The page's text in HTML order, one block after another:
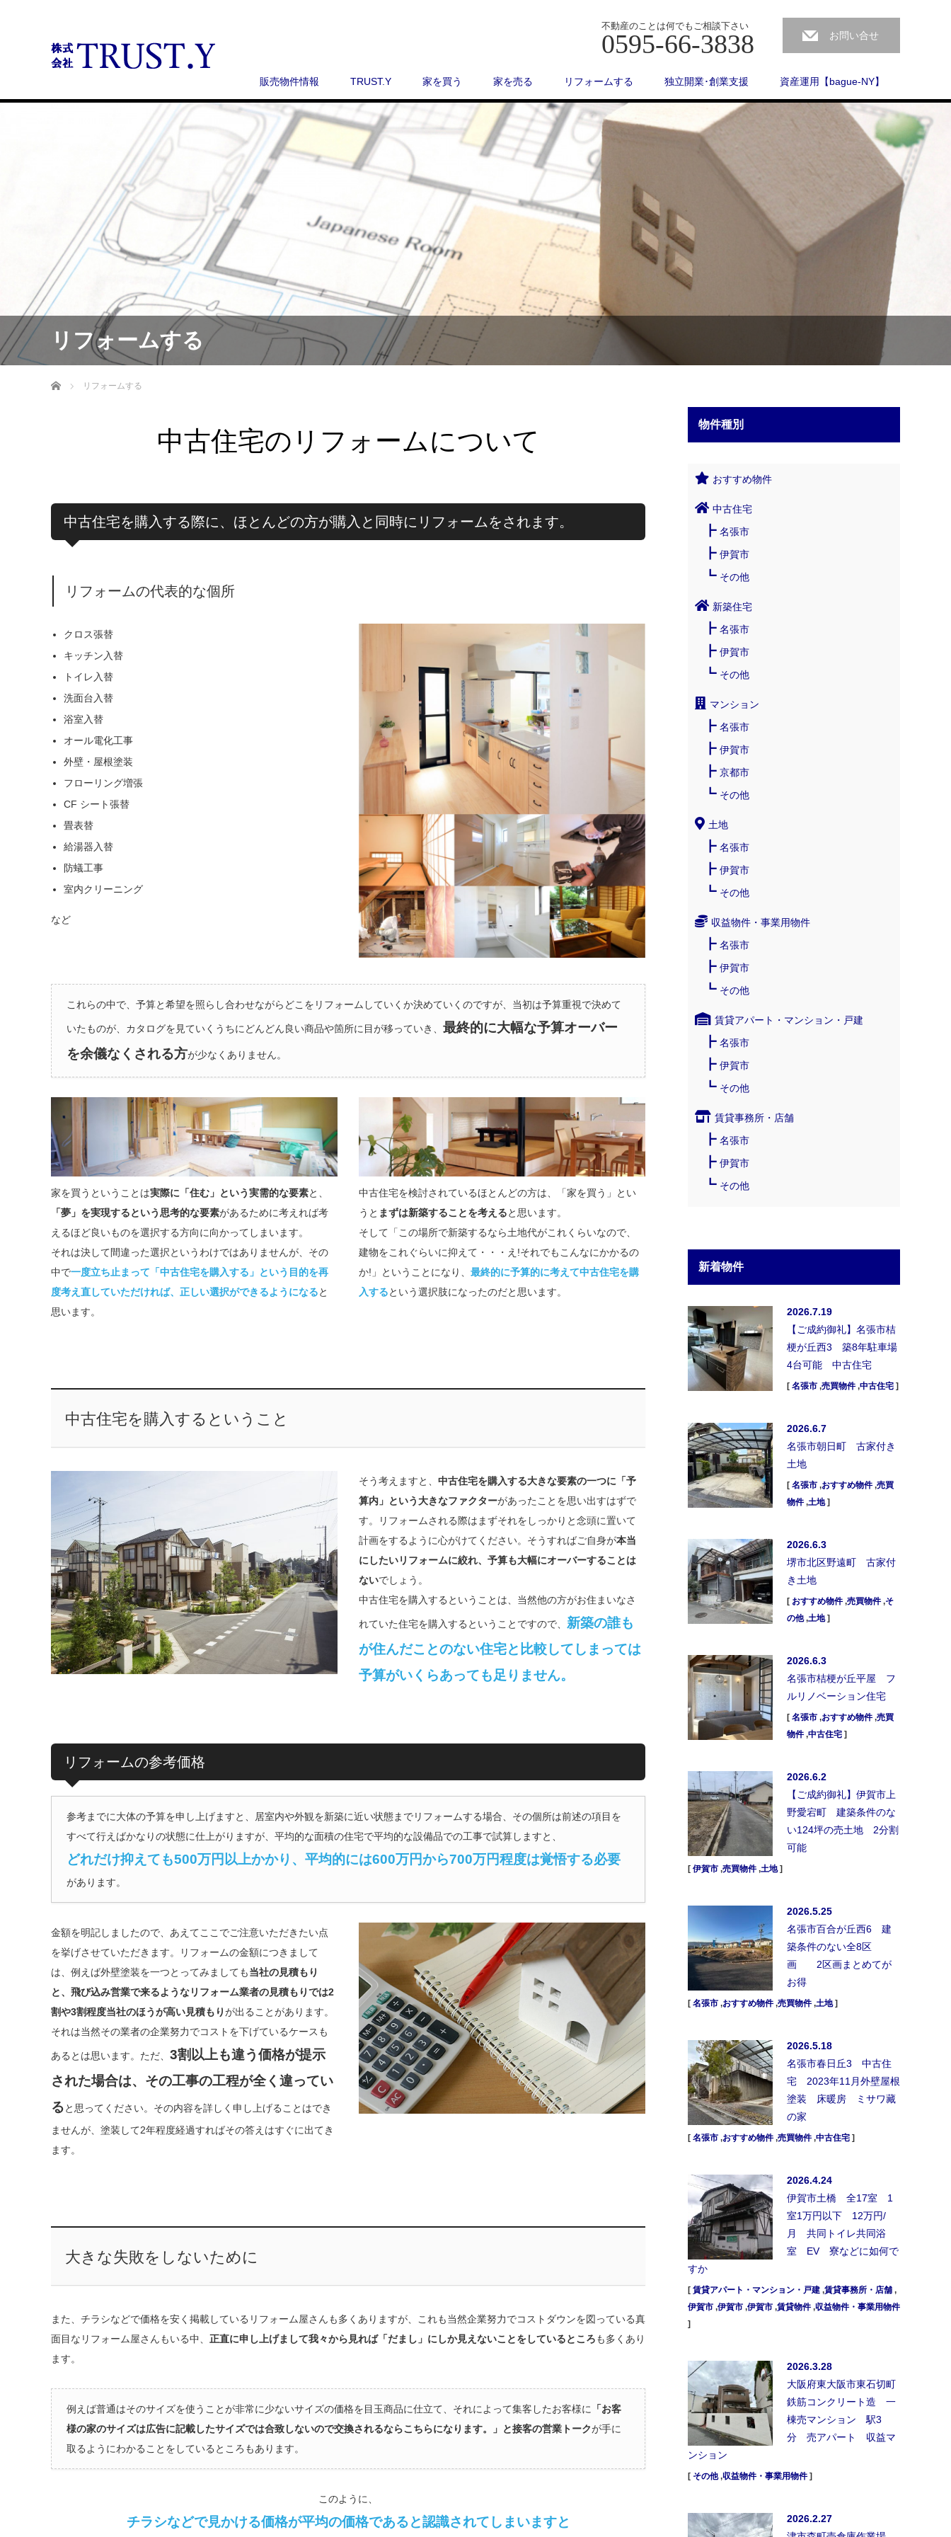
不動産のことは何でもご相談下さい
0595-66-3838 お問い合せ
販売物件情報 TRUST.Y 家を買う 家を売る リフォームする 独立開業･創業支援 資産運用【bague-NY】
リフォームする
ホーム リフォームする
中古住宅のリフォームについて
中古住宅を購入する際に、ほとんどの方が購入と同時にリフォームをされます。
リフォームの代表的な個所
クロス張替
キッチン入替
トイレ入替
洗面台入替
浴室入替
オール電化工事
外壁・屋根塗装
フローリング増張
CF シート張替
畳表替
給湯器入替
防蟻工事
室内クリーニング
など
これらの中で、予算と希望を照らし合わせながらどこをリフォームしていくか決めていくのですが、当初は予算重視で決めて
いたものが、カタログを見ていくうちにどんどん良い商品や箇所に目が移っていき、 最終的に大幅な予算オーバー
を余儀なくされる方が少なくありません。
家を買うということは実際に「住む」という実需的な要素と、
「夢」を実現するという思考的な要素があるために考えれば考
えるほど良いものを選択する方向に向かってしまいます。
それは決して間違った選択というわけではありませんが、その
中で一度立ち止まって「中古住宅を購入する」という目的を再
度考え直していただければ、正しい選択ができるようになると
思います。
中古住宅を検討されているほとんどの方は、「家を買う」とい
うと まずは新築することを考えると思います。
そして「この場所で新築するなら土地代がこれくらいなので、
建物をこれぐらいに抑えて・・・え!それでもこんなにかかるの
か!」ということになり、 最終的に予算的に考えて中古住宅を購
入するという選択肢になったのだと思います。
中古住宅を購入するということ
そう考えますと、 中古住宅を購入する大きな要素の一つに「予
算内」という大きなファクターがあったことを思い出すはずで
す。リフォームされる際はまずそれをしっかりと念頭に置いて
計画をするように心がけてください。そうすればご自身が本当
にしたいリフォームに絞れ、予算も大幅にオーバーすることは
ないでしょう。
中古住宅を購入するということは、当然他の方がお住まいなさ
れていた住宅を購入するということですので、 新築の誰も
が住んだことのない住宅と比較してしまっては
予算がいくらあっても足りません。
リフォームの参考価格
参考までに大体の予算を申し上げますと、居室内や外観を新築に近い状態までリフォームする場合、その個所は前述の項目を
すべて行えばかなりの状態に仕上がりますが、平均的な面積の住宅で平均的な設備品での工事で試算しますと、
どれだけ抑えても500万円以上かかり、平均的には600万円から700万円程度は覚悟する必要
があります。
金額を明記しましたので、あえてここでご注意いただきたい点
を挙げさせていただきます。リフォームの金額につきまして
は、例えば外壁塗装を一つとってみましても当社の見積もり
と、飛び込み営業で来るようなリフォーム業者の見積もりでは2
割や3割程度当社のほうが高い見積もりが出ることがあります。
それは当然その業者の企業努力でコストを下げているケースも
あるとは思います。ただ、 3割以上も違う価格が提示
された場合は、その工事の工程が全く違ってい
ると思ってください。その内容を詳しく申し上げることはでき
ませんが、塗装して2年程度経過すればその答えはすぐに出てき
ます。
大きな失敗をしないために
また、チラシなどで価格を安く掲載しているリフォーム屋さんも多くありますが、これも当然企業努力でコストダウンを図っている真
面目なリフォーム屋さんもいる中、 正直に申し上げまして我々から見れば「だまし」にしか見えないことをしているところも多くあり
ます。
例えば普通はそのサイズを使うことが非常に少ないサイズの価格を目玉商品に仕立て、それによって集客したお客様に
「お客
様の家のサイズは広告に記載したサイズでは合致しないので交換されるならこちらになります。」と接客の営業トークが手に
取るようにわかることをしているところもあります。
このように、
チラシなどで見かける価格が平均の価格であると認識されてしまいますと
物件種別
おすすめ物件
中古住宅
名張市
伊賀市
その他
新築住宅
名張市
伊賀市
その他
マンション
名張市
伊賀市
京都市
その他
土地
名張市
伊賀市
その他
収益物件・事業用物件
名張市
伊賀市
その他
賃貸アパート・マンション・戸建
名張市
伊賀市
その他
賃貸事務所・店舗
名張市
伊賀市
その他
新着物件
2026.7.19
【ご成約御礼】名張市桔
梗が丘西3 築8年駐車場
4台可能 中古住宅
[ 名張市 ,売買物件,中古住宅 ]
2026.6.7
名張市朝日町 古家付き
土地
[ 名張市 ,おすすめ物件,売買
物件,土地]
2026.6.3
堺市北区野遠町 古家付
き土地
[ おすすめ物件,売買物件,そ
の他,土地]
2026.6.3
名張市桔梗が丘平屋 フ
ルリノベーション住宅
[ 名張市 ,おすすめ物件,売買
物件,中古住宅 ]
2026.6.2
【ご成約御礼】伊賀市上
野愛宕町 建築条件のな
い124坪の売土地 2分割
可能
[ 伊賀市 ,売買物件,土地]
2026.5.25
名張市百合が丘西6 建
築条件のない全8区
画 2区画まとめてが
お得
[ 名張市 ,おすすめ物件,売買物件,土地]
2026.5.18
名張市春日丘3 中古住
宅 2023年11月外壁屋根
塗装 床暖房 ミサワ藏
の家
[ 名張市 ,おすすめ物件,売買物件,中古住宅 ]
2026.4.24
伊賀市土橋 全17室 1
室1万円以下 12万円/
月 共同トイレ共同浴
室 EV 寮などに如何で
すか
[ 賃貸アパート・マンション・戸建 ,賃貸事務所・店舗 ,
伊賀市 ,伊賀市 ,伊賀市 ,賃貸物件,収益物件・事業用物件
]
2026.3.28
大阪府東大阪市東石切町
鉄筋コンクリート造 一
棟売マンション 駅3
分 売アパート 収益マ
ンション
[ その他,収益物件・事業用物件]
2026.2.27